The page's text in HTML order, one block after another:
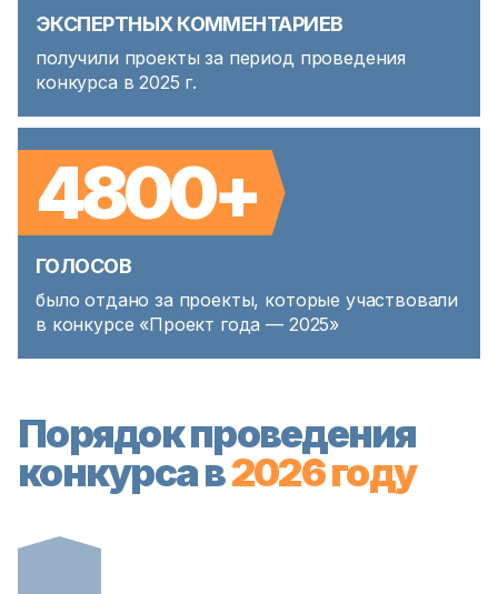
ЭКСПЕРТНЫХ КОММЕНТАРИЕВ
получили проекты за период проведения
конкурса в 2025 г.
4800+
ГОЛОСОВ
было отдано за проекты, которые участвовали
в конкурсе «Проект года — 2025»
Порядок проведения
конкурса в2026 году